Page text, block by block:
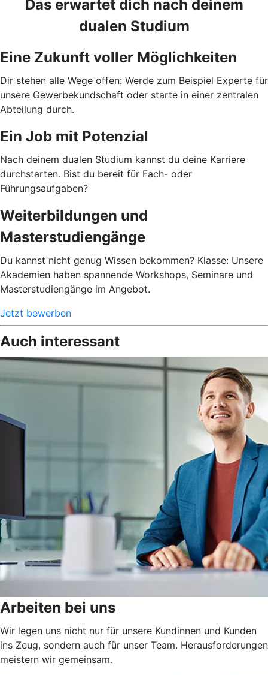
Das erwartet dich nach deinem
dualen Studium
Eine Zukunft voller Möglichkeiten
Dir stehen alle Wege offen: Werde zum Beispiel Experte für
unsere Gewerbekundschaft oder starte in einer zentralen
Abteilung durch.
Ein Job mit Potenzial
Nach deinem dualen Studium kannst du deine Karriere
durchstarten. Bist du bereit für Fach- oder
Führungsaufgaben?
Weiterbildungen und
Masterstudiengänge
Du kannst nicht genug Wissen bekommen? Klasse: Unsere
Akademien haben spannende Workshops, Seminare und
Masterstudiengänge im Angebot.
Jetzt bewerben
Auch interessant
Arbeiten bei uns
Wir legen uns nicht nur für unsere Kundinnen und Kunden
ins Zeug, sondern auch für unser Team. Herausforderungen
meistern wir gemeinsam.